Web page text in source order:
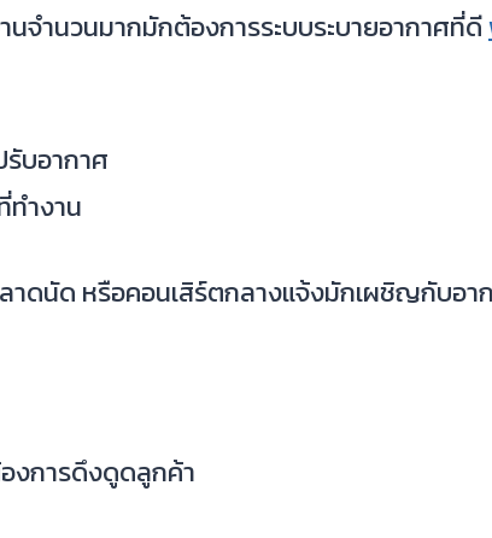
จำนวนมากมักต้องการระบบระบายอากาศที่ดี
บอากาศ
ทำงาน
าดนัด หรือคอนเสิร์ตกลางแจ้งมักเผชิญกับอา
งการดึงดูดลูกค้า